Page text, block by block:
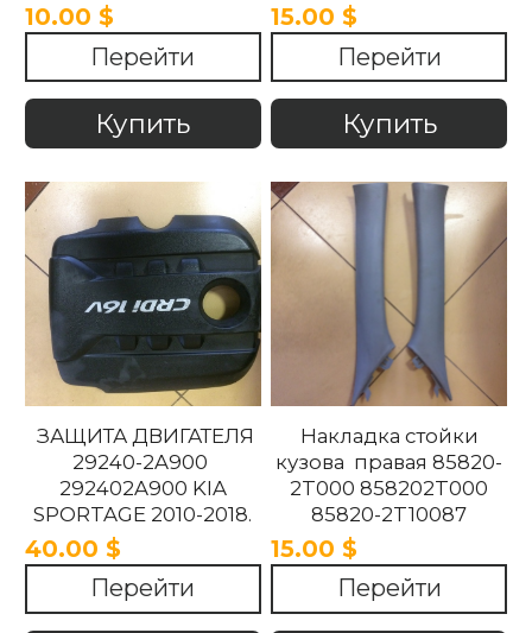
2T100UP KIA Optima
2011-2018
10.00 $
Перейти
Купить
15.00 $
Перейти
Купить
ЗАЩИТА ДВИГАТЕЛЯ
29240-2A900
292402A900 KIA
SPORTAGE 2010-2018.
40.00 $
Перейти
Накладка стойки
кузова правая 85820-
2T000 858202T000
85820-2T10087
858202T10087 85820-
2T100UP
858202T100UP Kia
Optima 2010 -2015
15.00 $
Перейти